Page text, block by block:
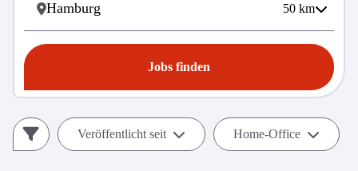
50 km
Jobs finden
Veröffentlicht seit Home-Office